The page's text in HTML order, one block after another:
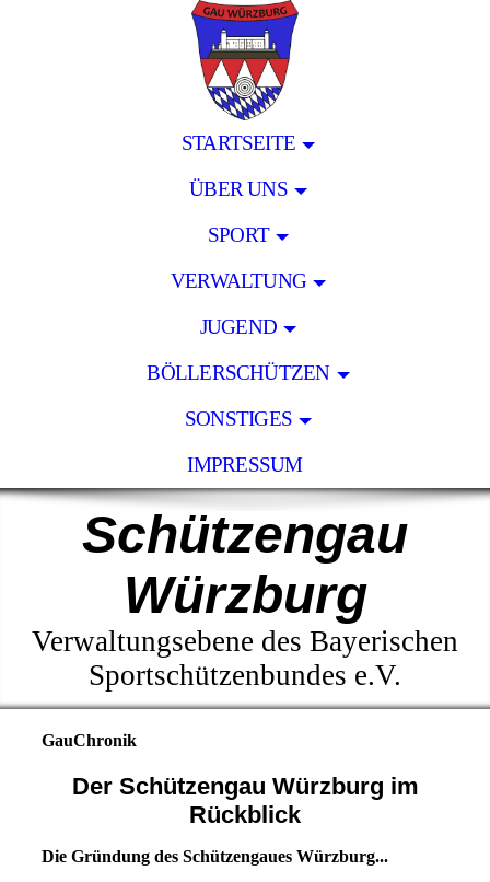
STARTSEITE
ÜBER UNS
SPORT
VERWALTUNG
JUGEND
BÖLLERSCHÜTZEN
SONSTIGES
IMPRESSUM
Schützengau
Würzburg
Verwaltungsebene des Bayerischen
Sportschützenbundes e.V.
GauChronik
Der Schützengau Würzburg im
Rückblick
Die Gründung des Schützengaues Würzburg...